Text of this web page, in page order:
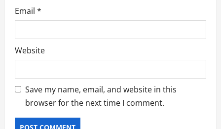
Email *
Website
Save my name, email, and website in this
browser for the next time I comment.